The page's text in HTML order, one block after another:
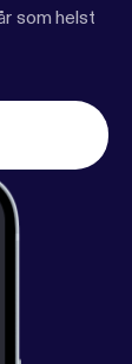
som helst